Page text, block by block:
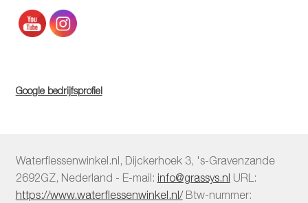
Google bedrijfsprofiel
Waterflessenwinkel.nl, Dijckerhoek 3, 's-Gravenzande
2692GZ, Nederland - E-mail: info@grassys.nl URL:
https://www.waterflessenwinkel.nl/ Btw-nummer: